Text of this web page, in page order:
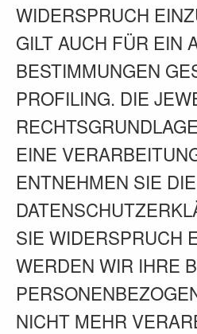
WIDERSPRUCH
GILT AUCH FÜR EIN
BESTIMMUNGEN
PROFILING. DIE
EINE
ENTNEHMEN SIE
SIE WIDERSPRUCH
WERDEN WIR IHRE
NICHT MEHR